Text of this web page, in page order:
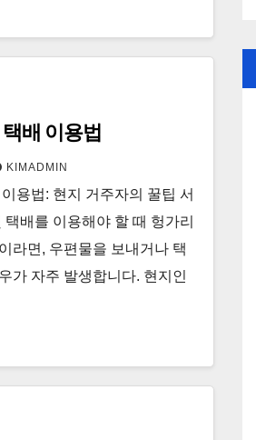
배 이용법
KIMADMIN
용법: 현지 거주자의 꿀팁 서
배를 이용해야 할 때 헝가리
라면, 우편물을 보내거나 택
가 자주 발생합니다. 현지인